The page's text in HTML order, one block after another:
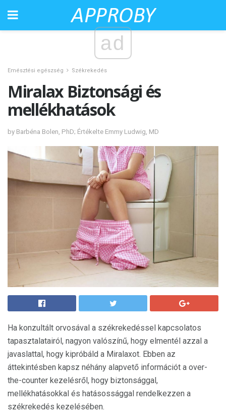
ad
Emésztési egészség Székrekedés
Miralax Biztonsági és
mellékhatások
by Barbéna Bolen, PhD; Értékelte Emmy Ludwig, MD
Ha konzultált orvosával a székrekedéssel kapcsolatos
tapasztalatairól, nagyon valószínű, hogy elmentél azzal a
javaslattal, hogy kipróbáld a Miralaxot. Ebben az
áttekintésben kapsz néhány alapvető információt a over-
the-counter kezelésről, hogy biztonsággal,
mellékhatásokkal és hatásossággal rendelkezzen a
székrekedés kezelésében.